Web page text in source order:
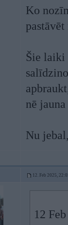
Ko
Šie laiki
nē
Nu
12. Feb 2025,
12